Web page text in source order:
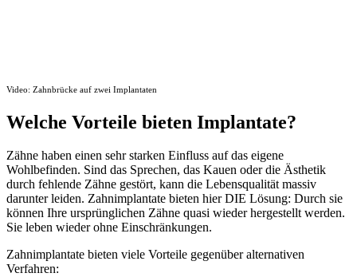
Video: Zahnbrücke auf zwei Implantaten
Welche Vorteile bieten Implantate?
Zähne haben einen sehr starken Einfluss auf das eigene
Wohlbefinden. Sind das Sprechen, das Kauen oder die Ästhetik
durch fehlende Zähne gestört, kann die Lebensqualität massiv
darunter leiden. Zahnimplantate bieten hier DIE Lösung: Durch sie
können Ihre ursprünglichen Zähne quasi wieder hergestellt werden.
Sie leben wieder ohne Einschränkungen.
Zahnimplantate bieten viele Vorteile gegenüber alternativen
Verfahren: